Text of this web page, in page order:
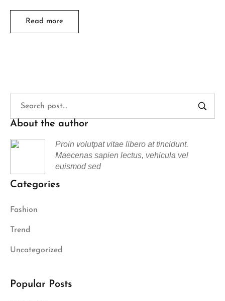
Read more
About the author
Proin volutpat vitae libero at tincidunt.
Maecenas sapien lectus, vehicula vel
euismod sed
Categories
Fashion
Trend
Uncategorized
Popular Posts